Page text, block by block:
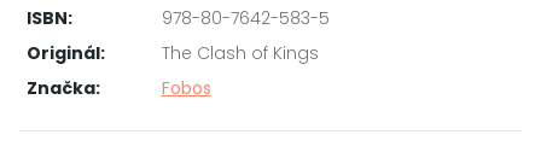
ISBN:
978-80-7642-583-5
Originál:
The Clash of Kings
Značka:
Fobos